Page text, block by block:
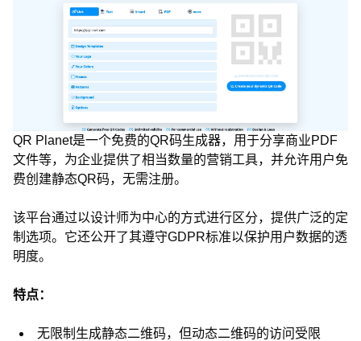
QR Planet是一个免费的QR码生成器，用于分享商业PDF
文件等，为企业提供了相当数量的营销工具，并允许用户免
费创建静态QR码，无需注册。
该平台通过以设计师为中心的方式进行区分，提供广泛的定
制选项。它还公开了其遵守GDPR标准以保护用户数据的透
明度。
特点：
无限制生成静态二维码，但动态二维码的访问受限